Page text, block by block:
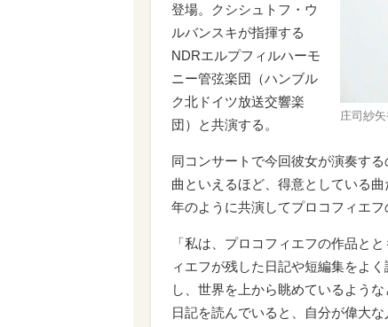
庄司紗
登場。クシシュトフ・ウ
ルバンスキが指揮する
NDRエルプフィルハーモ
ニー管弦楽団（ハンブル
ク北ドイツ放送交響楽
団）と共演する。
同コンサートで今回彼女が演奏す
曲といえるほど、得意としている
年のように共演してプロコフィエ
「私は、プロコフィエフの作品と
ィエフが残した日記や短編集をよ
し、世界を上から眺めているよう
日記を読んでいると、自分が偉大